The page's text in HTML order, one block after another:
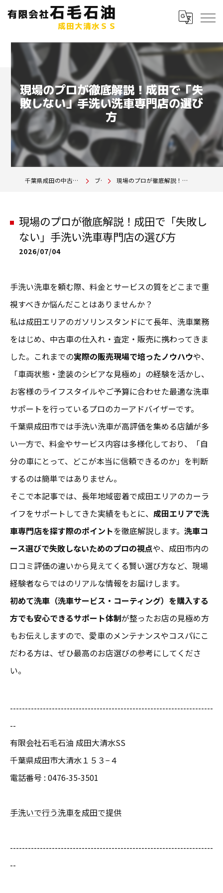
現場のプロが徹底解説！成田で「失
敗しない」手洗い洗車専門店の選び
方
千葉県成田の中古車は有限会社石毛石油 成田大清水SS ブログ 現場のプロが徹底解説！成田で「失敗しない」手洗い洗車専門店の選び方
現場のプロが徹底解説！成田で「失敗し
ない」手洗い洗車専門店の選び方
2026/07/04
手洗い洗車を頼む際、料金とサービスの質をどこまで重
視すべきか悩んだことはありませんか？
私は成田エリアのガソリンスタンドにて長年、洗車業務
をはじめ、中古車の仕入れ・査定・販売に携わってきま
した。これまでの実際の販売現場で培ったノウハウや、
「車両状態・塗装のシビアな見極め」の経験を活かし、
お客様のライフスタイルやご予算に合わせた最適な洗車
サポートを行っているプロのカーアドバイザーです。
千葉県成田市では手洗い洗車が高評価を集める店舗が多
い一方で、料金やサービス内容は多様化しており、「自
分の車にとって、どこが本当に信頼できるのか」を判断
するのは簡単ではありません。
そこで本記事では、長年地域密着で成田エリアのカーラ
イフをサポートしてきた実績をもとに、 成田エリアで洗
車専門店を探す際のポイントを徹底解説します。 洗車コ
ース選びで失敗しないためのプロの視点や、成田市内の
口コミ評価の違いから見えてくる賢い選び方など、現場
経験者ならではのリアルな情報をお届けします。
初めて洗車（洗車サービス・コーティング）を購入する
方でも安心できるサポート体制が整ったお店の見極め方
もお伝えしますので、愛車のメンテナンスやコスパにこ
だわる方は、ぜひ最高のお店選びの参考にしてくださ
い。
--------------------------------------------------------------------
--
有限会社石毛石油 成田大清水SS
千葉県成田市大清水１５３−４
電話番号 : 0476-35-3501
手洗いで行う洗車を成田で提供
--------------------------------------------------------------------
--